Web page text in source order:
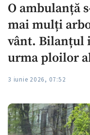
+1
O ambulanță
mai mulți
vânt. Bilanțul
urma ploilor
3 iunie 2026, 07:52